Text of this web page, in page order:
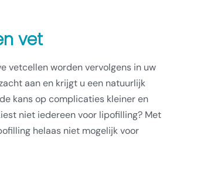
vet
vetcellen worden vervolgens in uw
aan en krijgt u een natuurlijk
kans op complicaties kleiner en
niet iedereen voor lipofilling? Met
helaas niet mogelijk voor